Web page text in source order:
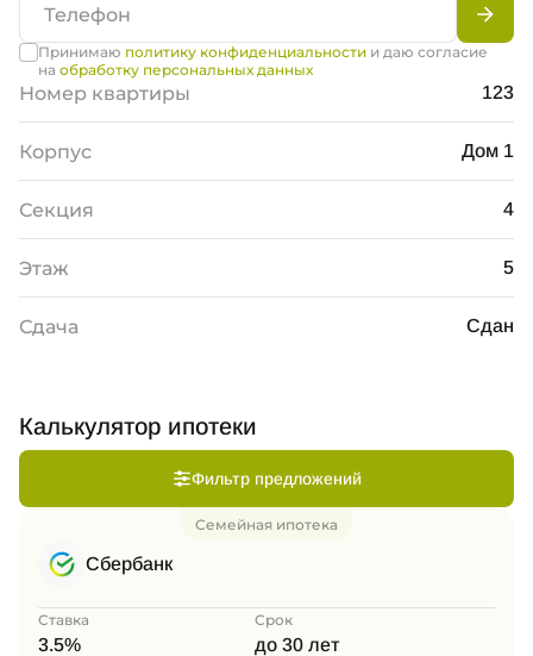
Принимаю политику конфиденциальностии даю согласие
на обработку персональных данных
Номер квартиры 123
Корпус Дом 1
Секция 4
Этаж 5
Сдача Сдан
Калькулятор ипотеки
Фильтр предложений
Семейная ипотека
Сбербанк
Ставка
3.5%
Срок
до 30 лет